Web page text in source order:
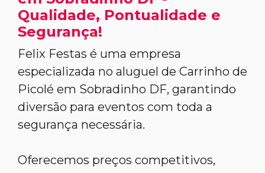
Qualidade, Pontualidade e
Segurança!
Felix Festas é uma empresa
especializada no aluguel de Carrinho de
Picolé em Sobradinho DF, garantindo
diversão para eventos com toda a
segurança necessária.
Oferecemos preços competitivos,